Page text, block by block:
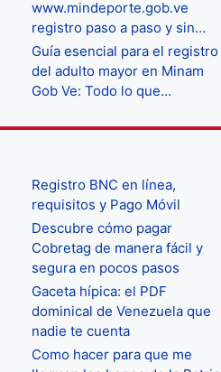
www.mindeporte.gob.ve
registro paso a paso y sin…
Guía esencial para el registro
del adulto mayor en Minam
Gob Ve: Todo lo que…
Registro BNC en línea,
requisitos y Pago Móvil
Descubre cómo pagar
Cobretag de manera fácil y
segura en pocos pasos
Gaceta hípica: el PDF
dominical de Venezuela que
nadie te cuenta
Como hacer para que me